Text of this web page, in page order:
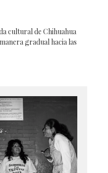
cultural de Chihuahua
gradual hacia las